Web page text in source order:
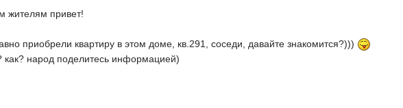
жителям привет!
приобрели квартиру в этом доме, кв.291, соседи, давайте знакомится?)))
как? народ поделитесь информацией)